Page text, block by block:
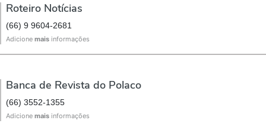
Roteiro Notícias
(66) 9 9604-2681
Adicione mais informações
Banca de Revista do Polaco
(66) 3552-1355
Adicione mais informações